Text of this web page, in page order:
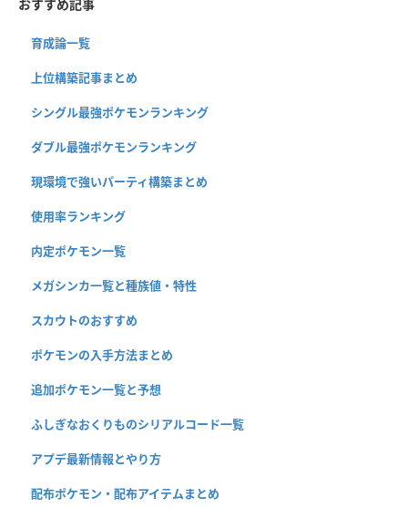
おすすめ記事
育成論一覧
上位構築記事まとめ
シングル最強ポケモンランキング
ダブル最強ポケモンランキング
現環境で強いパーティ構築まとめ
使用率ランキング
内定ポケモン一覧
メガシンカ一覧と種族値・特性
スカウトのおすすめ
ポケモンの入手方法まとめ
追加ポケモン一覧と予想
ふしぎなおくりものシリアルコード一覧
アプデ最新情報とやり方
配布ポケモン・配布アイテムまとめ